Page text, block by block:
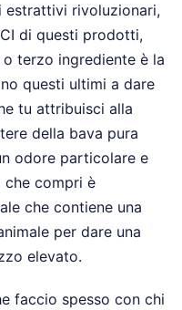
estrattivi rivoluzionari,
di questi prodotti,
terzo ingrediente è la
questi ultimi a dare
tu attribuisci alla
della bava pura
odore particolare e
che compri è
che contiene una
per dare una
elevato.
faccio spesso con chi